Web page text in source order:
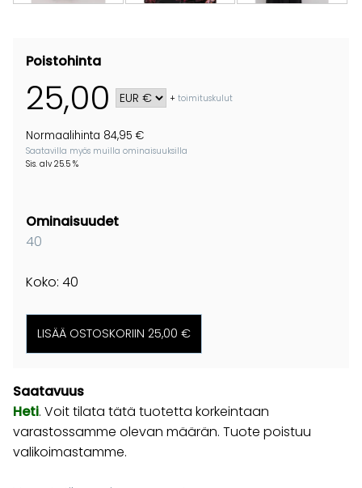
Poistohinta
25,00 +toimituskulut
Normaalihinta 84,95 €
Saatavilla myös muilla ominaisuuksilla
Sis. alv 25.5 %
Ominaisuudet
40
Koko: 40
Saatavuus
Heti. Voit tilata tätä tuotetta korkeintaan
varastossamme olevan määrän. Tuote poistuu
valikoimastamme.